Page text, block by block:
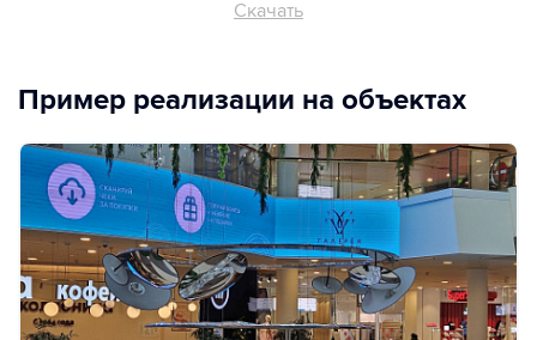
Скачать
Пример реализации на объектах